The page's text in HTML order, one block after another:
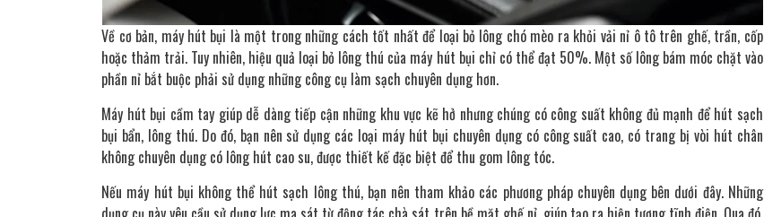
Về cơ bản, máy hút bụi là một trong những cách tốt nhất để loại bỏ lông chó mèo ra khỏi vải nỉ ô tô trên ghế, trần, cốp
hoặc thảm trải. Tuy nhiên, hiệu quả loại bỏ lông thú của máy hút bụi chỉ có thể đạt 50%. Một số lông bám móc chặt vào
phần nỉ bắt buộc phải sử dụng những công cụ làm sạch chuyên dụng hơn.
Máy hút bụi cầm tay giúp dễ dàng tiếp cận những khu vực kẽ hở nhưng chúng có công suất không đủ mạnh để hút sạch
bụi bẩn, lông thú. Do đó, bạn nên sử dụng các loại máy hút bụi chuyên dụng có công suất cao, có trang bị vòi hút chân
không chuyên dụng có lông hút cao su, được thiết kế đặc biệt để thu gom lông tóc.
Nếu máy hút bụi không thể hút sạch lông thú, bạn nên tham khảo các phương pháp chuyên dụng bên dưới đây. Những